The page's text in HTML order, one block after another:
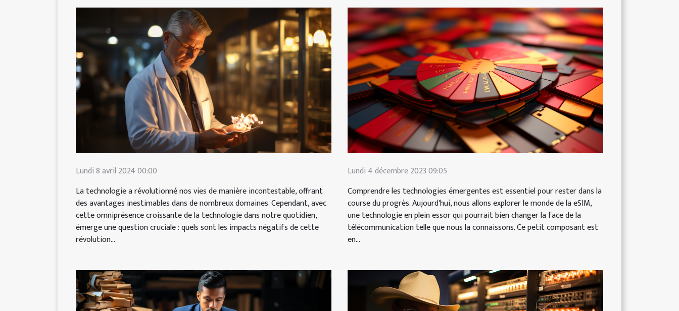
Lundi 8 avril 2024 00:00
La technologie a révolutionné nos vies de manière incontestable, offrant
des avantages inestimables dans de nombreux domaines. Cependant, avec
cette omniprésence croissante de la technologie dans notre quotidien,
émerge une question cruciale : quels sont les impacts négatifs de cette
révolution...
Lundi 4 décembre 2023 09:05
Comprendre les technologies émergentes est essentiel pour rester dans la
course du progrès. Aujourd'hui, nous allons explorer le monde de la eSIM,
une technologie en plein essor qui pourrait bien changer la face de la
télécommunication telle que nous la connaissons. Ce petit composant est
en...